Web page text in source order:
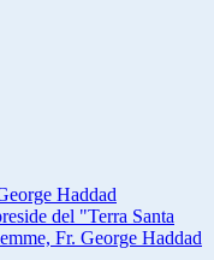
Haddad
del "Terra Santa
Fr. George Haddad